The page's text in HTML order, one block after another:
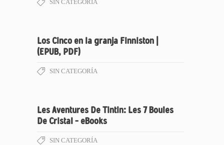
SIN CATEGORÍA
Los Cinco en la granja Finniston |
(EPUB, PDF)
SIN CATEGORÍA
Les Aventures De Tintin: Les 7 Boules
De Cristal – eBooks
SIN CATEGORÍA